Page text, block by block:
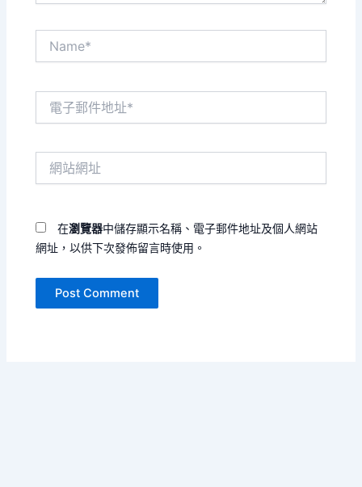
在瀏覽器中儲存顯示名稱、電子郵件地址及個人網站
網址，以供下次發佈留言時使用。